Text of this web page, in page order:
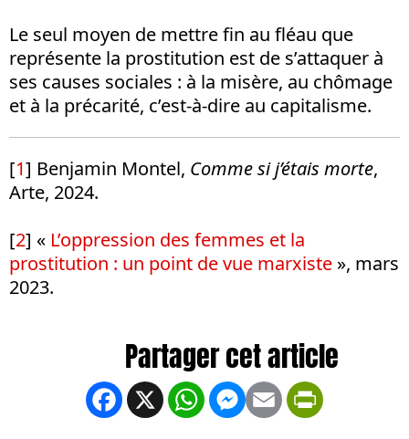
Le seul moyen de mettre fin au fléau que
représente la prostitution est de s’attaquer à
ses causes sociales : à la misère, au chômage
et à la précarité, c’est-à-dire au capitalisme.
[1] Benjamin Montel, Comme si j’étais morte,
Arte, 2024.
[2] « L’oppression des femmes et la
prostitution : un point de vue marxiste », mars
2023.
Facebook
X WhatsApp
Messenger
Email